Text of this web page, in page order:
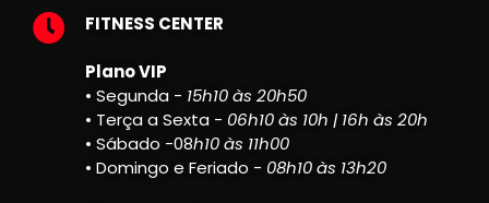
FITNESS CENTER
Plano VIP
• Segunda - 15h10 às 20h50
• Terça a Sexta - 06h10 às 10h | 16h às 20h
• Sábado -08h10 às 11h00
• Domingo e Feriado - 08h10 às 13h20